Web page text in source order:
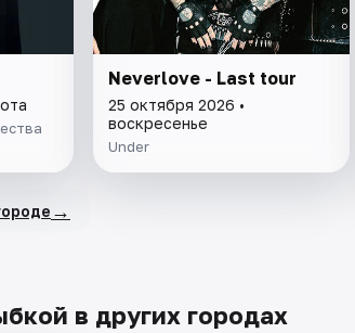
Neverlove - Last tour
25 октября 2026 •
воскресенье
Under
→
в других городах